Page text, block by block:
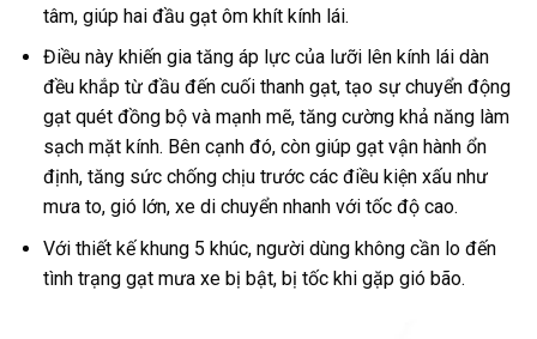
tâm, giúp hai đầu gạt ôm khít kính lái.
Điều này khiến gia tăng áp lực của lưỡi lên kính lái dàn
đều khắp từ đầu đến cuối thanh gạt, tạo sự chuyển động
gạt quét đồng bộ và mạnh mẽ, tăng cường khả năng làm
sạch mặt kính. Bên cạnh đó, còn giúp gạt vận hành ổn
định, tăng sức chống chịu trước các điều kiện xấu như
mưa to, gió lớn, xe di chuyển nhanh với tốc độ cao.
Với thiết kế khung 5 khúc, người dùng không cần lo đến
tình trạng gạt mưa xe bị bật, bị tốc khi gặp gió bão.